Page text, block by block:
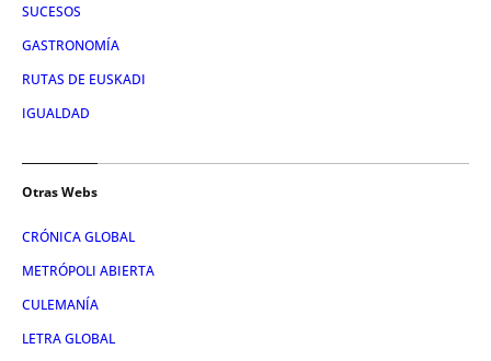
SUCESOS
GASTRONOMÍA
RUTAS DE EUSKADI
IGUALDAD
Otras Webs
CRÓNICA GLOBAL
METRÓPOLI ABIERTA
CULEMANÍA
LETRA GLOBAL